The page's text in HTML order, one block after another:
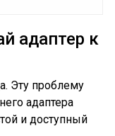
адаптер к
Эту проблему
адаптера
и доступный